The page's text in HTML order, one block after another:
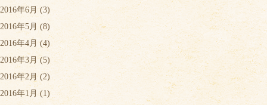
2016年6月 (3)
2016年5月 (8)
2016年4月 (4)
2016年3月(5)
2016年2月(2)
2016年1月 (1)